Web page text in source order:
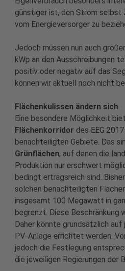
günstiger ist, den Strom selbst
vom Energieversorger zu
Jedoch müssen nun auch
kWp an den Ausschreibungen
positiv oder negativ auf das
können wir aktuell noch nicht
Flächenkulissen ändern sich
Eine besondere Möglichkeit
Flächenkorridor des EEG
benachteiligten Gebiete. Das
Grünflächen, auf denen die
Produktion nur erschwert
bedingt ertragsreich sind.
solchen benachteiligten
insgesamt 100 Megawatt in
begrenzt. Diese Beschränkung
Daher könnte grundsätzlich
PV-Anlage errichtet werden.
jedoch die Festlegung
die jeweiligen Regierungen der